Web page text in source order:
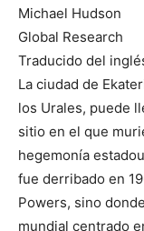
Michael Hudson
Global Research
Traducido del
La ciudad de
los Urales, puede
sitio en el que
hegemonía
fue derribado en
Powers, sino
mundial centrado